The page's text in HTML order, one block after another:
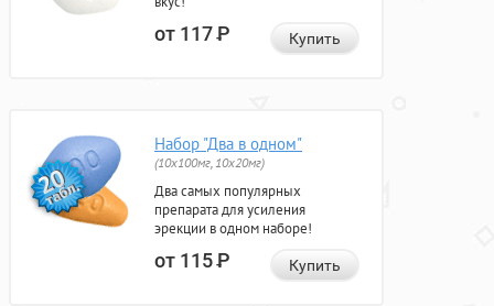
от 117Р Купить
Набор "Два в одном"
(10x100мг, 10x20мг)
Два самых популярных
препарата для усиления
эрекции в одном наборе!
от 115Р Купить